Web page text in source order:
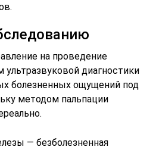
на проведение
диагностики
болезненных ощущений под
методом пальпации
— безболезненная